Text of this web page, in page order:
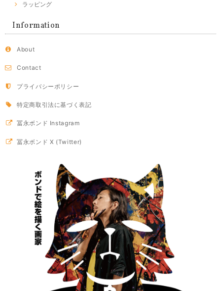
ラッピング
Information
About
Contact
プライバシーポリシー
特定商取引法に基づく表記
冨永ボンド Instagram
冨永ボンド X (Twitter)